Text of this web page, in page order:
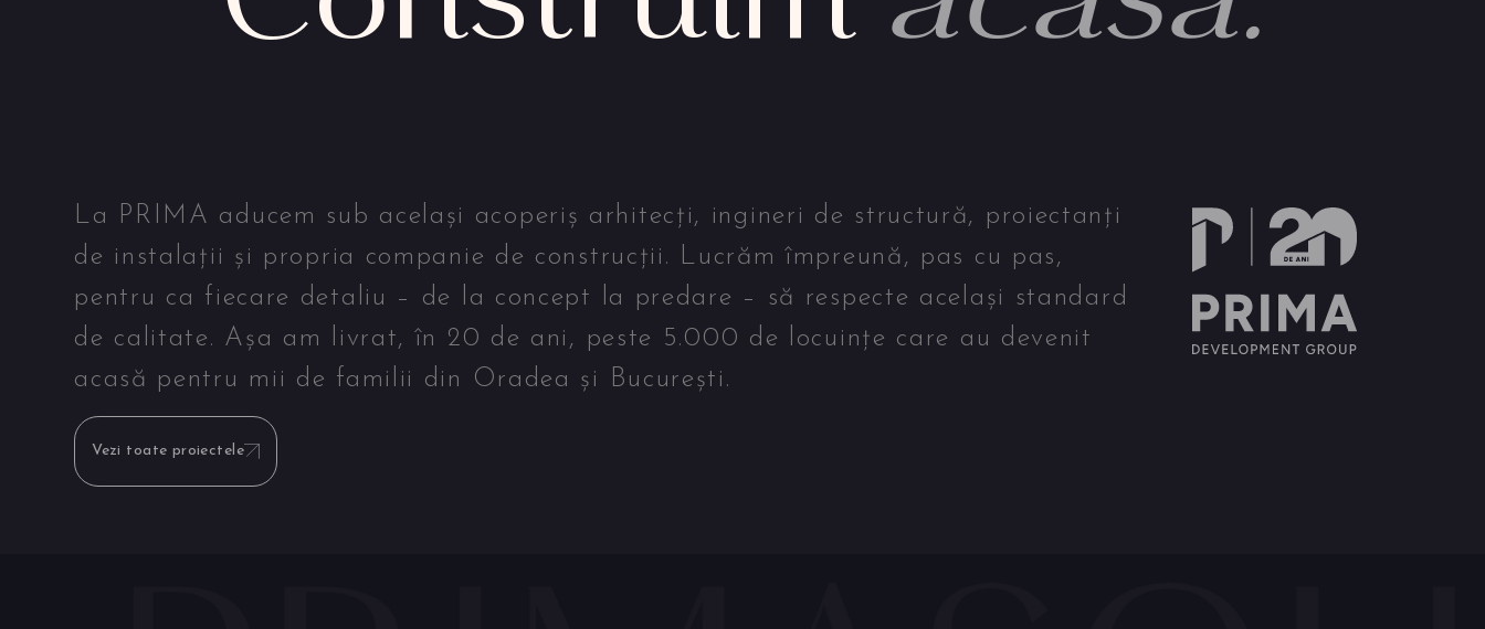
La PRIMA aducem sub același acoperiș arhitecți, ingineri de structură, proiectanți
de instalații și propria companie de construcții. Lucrăm împreună, pas cu pas,
pentru ca fiecare detaliu – de la concept la predare – să respecte același standard
de calitate. Așa am livrat, în 20 de ani, peste 5.000 de locuințe care au devenit
acasă pentru mii de familii din Oradea și București.
Vezi toate proiectele